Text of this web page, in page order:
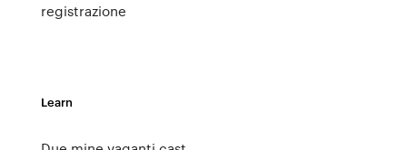
registrazione
Learn